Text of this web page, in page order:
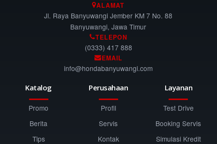
ALAMAT
Jl. Raya Banyuwangi Jember KM 7 No. 88
Banyuwangi, Jawa Timur
TELEPON
(0333) 417 888
EMAIL
info@hondabanyuwangi.com
Katalog
Promo
Berita
Tips
Perusahaan
Profil
Servis
Kontak
Layanan
Test Drive
Booking Servis
Simulasi Kredit